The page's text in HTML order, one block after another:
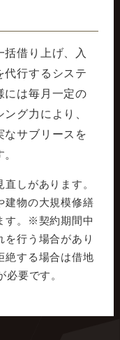
借り上げ、入
代行するシステ
には毎月一定の
グ力により、
なサブリースを
しがあります。
建物の大規模修繕
す。※契約期間中
を行う場合があり
絶する場合は借地
要です。